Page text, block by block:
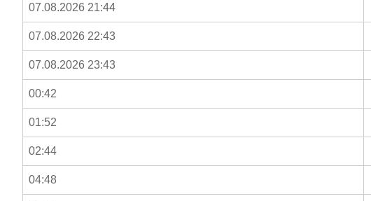
07.08.2026 21:44
07.08.2026 22:43
07.08.2026 23:43
00:42
01:52
02:44
04:48